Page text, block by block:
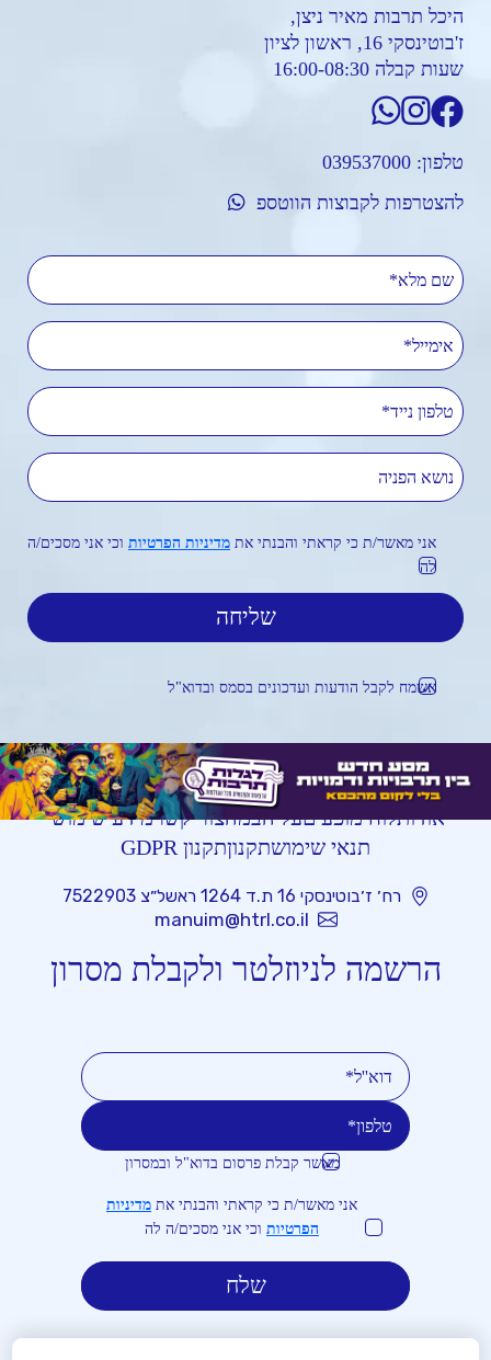
היכל תרבות מאיר ניצן,
ז'בוטינסקי 16, ראשון לציון
שעות קבלה 16:00-08:30
טלפון: 039537000
להצטרפות לקבוצות הווטספ
שם מלא
אימייל
טלפון נייד
נושא הפניה
אני מאשר/ת כי קראתי והבנתי את מדיניות הפרטיות וכי אני מסכים/ה
לה
אשמח לקבל הודעות ועדכונים בסמס ובדוא"ל
אודותלוח מופעיםעל הבמהצור קשרמידע שימושי
תנאי שימושתקנוןתקנון GDPR
רח׳ ז׳בוטינסקי 16 ת.ד 1264 ראשל״צ 7522903
manuim@htrl.co.il
הרשמה לניוזלטר ולקבלת מסרון
מאשר קבלת פרסום בדוא"ל ובמסרון
אני מאשר/ת כי קראתי והבנתי את מדיניות
הפרטיות וכי אני מסכים/ה לה